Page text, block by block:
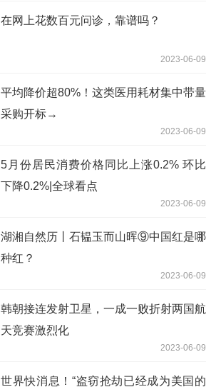
在网上花数百元问诊，靠谱吗？
2023-06-09
平均降价超80%！这类医用耗材集中带量
采购开标→
2023-06-09
5月份居民消费价格同比上涨0.2% 环比
下降0.2%|全球看点
2023-06-09
湖湘自然历丨石韫玉而山晖⑨中国红是哪
种红？
2023-06-09
韩朝接连发射卫星，一成一败折射两国航
天竞赛激烈化
2023-06-09
世界快消息！“盗窃抢劫已经成为美国的